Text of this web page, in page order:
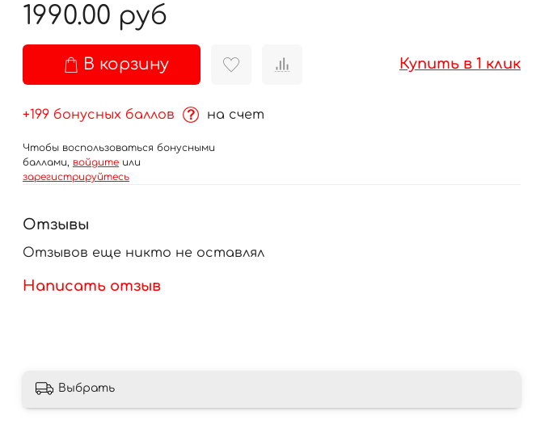
1990.00 руб
В корзину Купить в 1 клик
+199 бонусных баллов на счет
Чтобы воспользоваться бонусными
баллами, войдите или
зарегистрируйтесь
Отзывы
Отзывов еще никто не оставлял
Написать отзыв
Выбрать